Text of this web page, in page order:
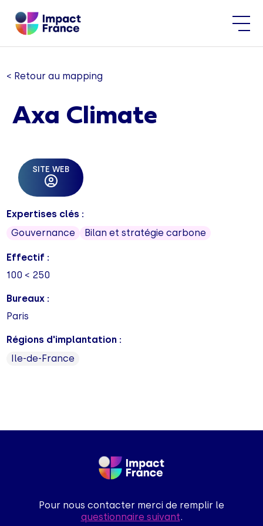
< Retour au mapping
Axa Climate
SITE WEB
Expertises clés :
Gouvernance
Bilan et stratégie carbone
Effectif :
100 < 250
Bureaux :
Paris
Régions d'implantation :
Ile-de-France
Pour nous contacter merci de remplir le
questionnaire suivant.